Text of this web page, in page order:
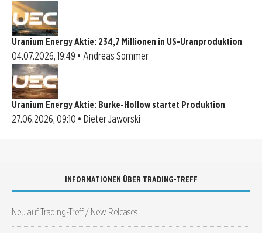
Uranium Energy Aktie: 234,7 Millionen in US-Uranproduktion
04.07.2026, 19:49 • Andreas Sommer
Uranium Energy Aktie: Burke-Hollow startet Produktion
27.06.2026, 09:10 • Dieter Jaworski
INFORMATIONEN ÜBER TRADING-TREFF
Neu auf Trading-Treff / New Releases